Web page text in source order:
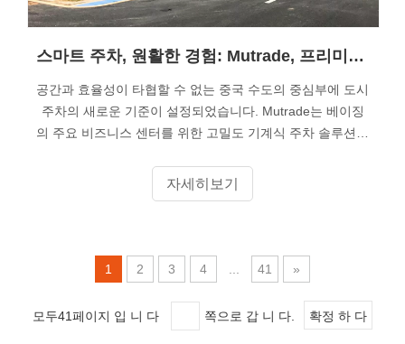
스마트 주차, 원활한 경험: Mutrade, 프리미어 베이징 비즈니스 센터 주차를 위한 5단계 퍼즐 시스템 제공
공간과 효율성이 타협할 수 없는 중국 수도의 중심부에 도시
주차의 새로운 기준이 설정되었습니다. Mutrade는 베이징
의 주요 비즈니스 센터를 위한 고밀도 기계식 주차 솔루션의
이 프로젝트는 편의성, 안전 또는 미적 측면을 타협하지 않
고 직원과 방문자 모두를 수용한다는 이중 과제를 우아하게
자세히보기
1 2 3 4 41 »
모두41페이지 입 니 다 쪽으로 갑 니 다. 확정 하 다